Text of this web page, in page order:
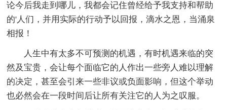
论今后我走到哪儿，我都会记住曾经给予我支持和帮助
的'人们，并用实际的行动予以回报，滴水之恩，当涌泉
相报！
人生中有太多不可预测的机遇，有时机遇来临的突
然及宝贵，会让每个面临它的人作出一些旁人难以理解
的决定，甚至会引来一些非议或负面影响，但这个举动
也必然会在一段时间后让所有关注它的人为之叹服。